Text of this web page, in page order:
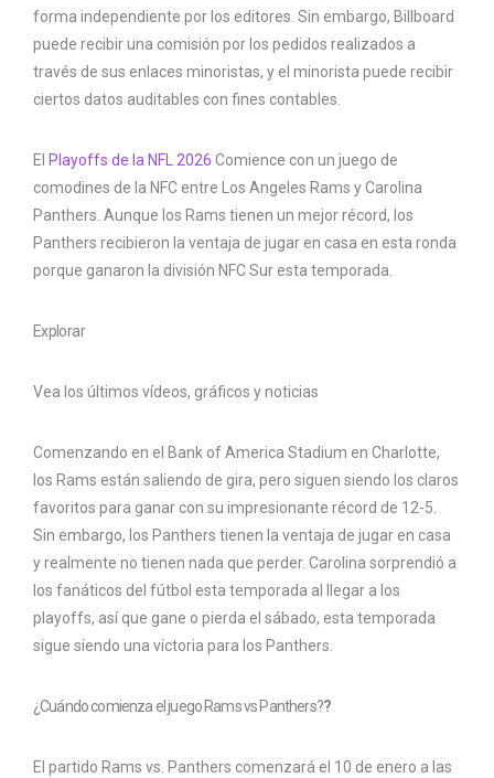
forma independiente por los editores. Sin embargo, Billboard
puede recibir una comisión por los pedidos realizados a
través de sus enlaces minoristas, y el minorista puede recibir
ciertos datos auditables con fines contables.
El Playoffs de la NFL 2026 Comience con un juego de
comodines de la NFC entre Los Angeles Rams y Carolina
Panthers. Aunque los Rams tienen un mejor récord, los
Panthers recibieron la ventaja de jugar en casa en esta ronda
porque ganaron la división NFC Sur esta temporada.
Explorar
Vea los últimos vídeos, gráficos y noticias
Comenzando en el Bank of America Stadium en Charlotte,
los Rams están saliendo de gira, pero siguen siendo los claros
favoritos para ganar con su impresionante récord de 12-5.
Sin embargo, los Panthers tienen la ventaja de jugar en casa
y realmente no tienen nada que perder. Carolina sorprendió a
los fanáticos del fútbol esta temporada al llegar a los
playoffs, así que gane o pierda el sábado, esta temporada
sigue siendo una victoria para los Panthers.
¿Cuándo comienza el juego Rams vs Panthers??
El partido Rams vs. Panthers comenzará el 10 de enero a las